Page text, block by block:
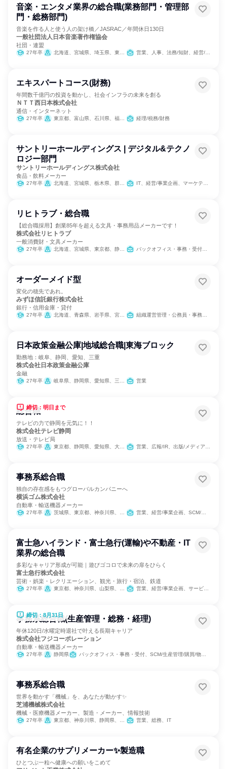
音楽・エンタメ業界の総合職(業務部門・管理部
門・総務部門)
音楽を作る人と使う人の架け橋／JASRAC／年間休日130日
一般社団法人日本音楽著作権協会
社団・連盟
27年卒 北海道、宮城県、埼玉県、東京都、神奈川県、石川県、静岡県、愛知県、京都府、大阪府、広島県、香川県、福岡県、沖縄県 営業、人事、法務/知財、経営/事業企画、出版/メディア/芸能/エンタメ専門職
エキスパートコース(財務)
年間数千億円の投資を動かし、社会インフラの未来を創る
ＮＴＴ西日本株式会社
通信・インターネット
27年卒 東京都、富山県、石川県、福井県、岐阜県、静岡県、愛知県、三重県、滋賀県、京都府、大阪府、兵庫県、奈良県、和歌山県、鳥取県、島根県、岡山県、広島県、山口県、徳島県、香川県、愛媛県、高知県、福岡県、佐賀県、長崎県、熊本県、大分県、宮崎県、鹿児島県、沖縄県 経理/税務/財務
サントリーホールディングス | デジタル&テクノ
ロジー部門
サントリーホールディングス株式会社
食品・飲料メーカー
27年卒 北海道、宮城県、栃木県、群馬県、埼玉県、千葉県、東京都、神奈川県、新潟県、石川県、山梨県、長野県、静岡県、愛知県、滋賀県、京都府、大阪府、兵庫県、岡山県、広島県、香川県、愛媛県、福岡県、長崎県、熊本県、大分県、鹿児島県 IT、経営/事業企画、マーケティング・広告・宣伝
リヒトラブ・総合職
【総合職採用】創業85年を超える文具・事務用品メーカーです！
株式会社リヒトラブ
一般消費財・文具メーカー
27年卒 北海道、宮城県、東京都、静岡県、愛知県、大阪府、広島県、福岡県 バックオフィス・事務・受付、経営/事業企画、営業、SCM/生産管理/購買/物流、経理/税務/財務、人事、総務、法務/知財、IT、製造・生産工程、マーケティング・広告・宣伝
オーダーメイド型
変化の穂先であれ。
みずほ信託銀行株式会社
銀行・信用金庫・貸付
27年卒 北海道、青森県、岩手県、宮城県、秋田県、山形県、福島県、茨城県、栃木県、群馬県、埼玉県、千葉県、東京都、神奈川県、新潟県、富山県、石川県、福井県、山梨県、長野県、岐阜県、静岡県、愛知県、三重県、滋賀県、京都府、大阪府、兵庫県、奈良県、和歌山県、鳥取県、島根県、岡山県、広島県、山口県、徳島県、香川県、愛媛県、高知県、福岡県、佐賀県、長崎県、熊本県、大分県、宮崎県、鹿児島県、沖縄県 組織運営管理・公務員・事務系職種
日本政策金融公庫|地域総合職|東海ブロック
勤務地：岐阜、静岡、愛知、三重
株式会社日本政策金融公庫
金融
27年卒 岐阜県、静岡県、愛知県、三重県 営業
締切：明日まで
総合職
テレビの力で静岡を元気に！！
株式会社テレビ静岡
放送・テレビ局
27年卒 東京都、静岡県、愛知県、大阪府 営業、広報/IR、出版/メディア/芸能/エンタメ専門職
事務系総合職
独自の存在感をもつグローバルカンパニーへ
横浜ゴム株式会社
自動車・輸送機器メーカー
27年卒 茨城県、東京都、神奈川県、長野県、静岡県、愛知県、三重県、広島県 営業、経営/事業企画、SCM/生産管理/購買/物流、バックオフィス・事務・受付、経理/税務/財務、人事、法務/知財、IT、商品企画、マーケティング・広告・宣伝
富士急ハイランド・富士急行(運輸)や不動産・IT
業界の総合職
多彩なキャリア形成が可能｜遊びゴコロで未来の扉をひらく
富士急行株式会社
芸術・娯楽・レクリエーション、観光・旅行・宿泊、鉄道
27年卒 東京都、神奈川県、山梨県、静岡県 営業、経営/事業企画、サービス/接客、バックオフィス・事務・受付、交通/運輸、SCM/生産管理/購買/物流、経理/税務/財務、人事、総務、法務/知財、IT、広報/IR、商品企画、マーケティング・広告・宣伝
締切：8月31日
事務系総合職(生産管理・総務・経理)
年休120日/水曜定時退社で叶える長期キャリア
株式会社フジコーポレーション
自動車・輸送機器メーカー
27年卒 静岡県 バックオフィス・事務・受付、SCM/生産管理/購買/物流、経理/税務/財務、人事、総務、製造・生産工程
事務系総合職
世界を動かす「機械」を、あなたが動かす✨
芝浦機械株式会社
機械・医療機器メーカー、製造・メーカー、情報技術
27年卒 東京都、神奈川県、静岡県、愛知県、大阪府 営業、総務、IT
有名企業のサプリメーカー✨製造職
ひとつぶ一粒へ健康への願いをこめて